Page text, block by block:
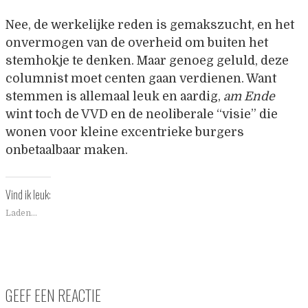
Nee, de werkelijke reden is gemakszucht, en het
onvermogen van de overheid om buiten het
stemhokje te denken. Maar genoeg geluld, deze
columnist moet centen gaan verdienen. Want
stemmen is allemaal leuk en aardig, am Ende
wint toch de VVD en de neoliberale “visie” die
wonen voor kleine excentrieke burgers
onbetaalbaar maken.
Vind ik leuk:
Laden...
GEEF EEN REACTIE